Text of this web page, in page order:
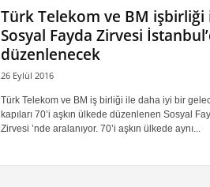
Türk Telekom ve BM işbirliği
Sosyal Fayda Zirvesi
düzenlenecek
26 Eylül 2016
Türk Telekom ve BM iş birliği ile daha iyi bir
kapıları 70’i aşkın ülkede düzenlenen Sosyal
Zirvesi ’nde aralanıyor. 70’i aşkın ülkede aynı...